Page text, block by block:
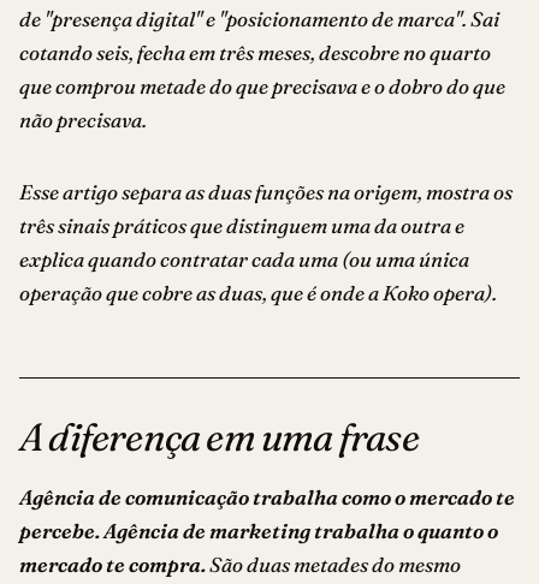
de "presença digital" e "posicionamento de marca". Sai
cotando seis, fecha em três meses, descobre no quarto
que comprou metade do que precisava e o dobro do que
não precisava.
Esse artigo separa as duas funções na origem, mostra os
três sinais práticos que distinguem uma da outra e
explica quando contratar cada uma (ou uma única
operação que cobre as duas, que é onde a Koko opera).
A diferença em uma frase
Agência de comunicação trabalha como o mercado te
percebe. Agência de marketing trabalha o quanto o
mercado te compra.São duas metades do mesmo